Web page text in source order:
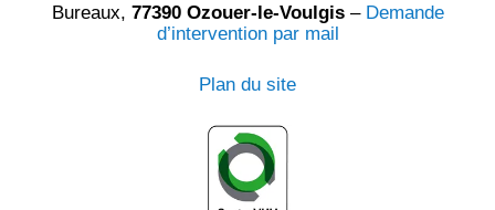
Bureaux, 77390 Ozouer-le-Voulgis– Demande
d’intervention par mail
Plan du site